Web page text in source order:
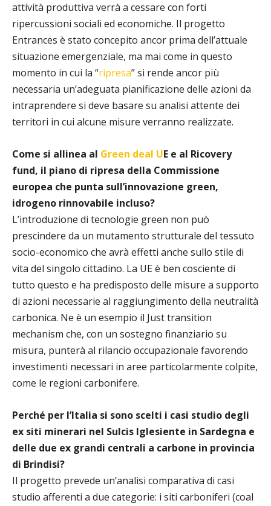
attività produttiva verrà a cessare con forti
ripercussioni sociali ed economiche. Il progetto
Entrances è stato concepito ancor prima dell’attuale
situazione emergenziale, ma mai come in questo
momento in cui la “ripresa” si rende ancor più
necessaria un’adeguata pianificazione delle azioni da
intraprendere si deve basare su analisi attente dei
territori in cui alcune misure verranno realizzate.
Come si allinea al Green deal UE e al Ricovery
fund, il piano di ripresa della Commissione
europea che punta sull’innovazione green,
idrogeno rinnovabile incluso?
L’introduzione di tecnologie green non può
prescindere da un mutamento strutturale del tessuto
socio-economico che avrà effetti anche sullo stile di
vita del singolo cittadino. La UE è ben cosciente di
tutto questo e ha predisposto delle misure a supporto
di azioni necessarie al raggiungimento della neutralità
carbonica. Ne è un esempio il Just transition
mechanism che, con un sostegno finanziario su
misura, punterà al rilancio occupazionale favorendo
investimenti necessari in aree particolarmente colpite,
come le regioni carbonifere.
Perché per l’Italia si sono scelti i casi studio degli
ex siti minerari nel Sulcis Iglesiente in Sardegna e
delle due ex grandi centrali a carbone in provincia
di Brindisi?
Il progetto prevede un’analisi comparativa di casi
studio afferenti a due categorie: i siti carboniferi (coal